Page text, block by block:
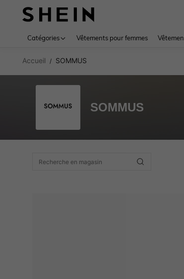
Catégories Vêtements pour femmes
Accueil / SOMMUS
SOMMUS